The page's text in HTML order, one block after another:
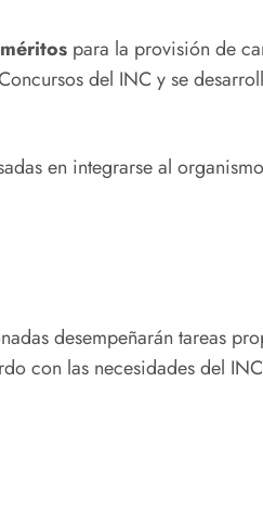
para la provisión de
del INC y se
en integrarse al
desempeñarán tareas
con las necesidades del